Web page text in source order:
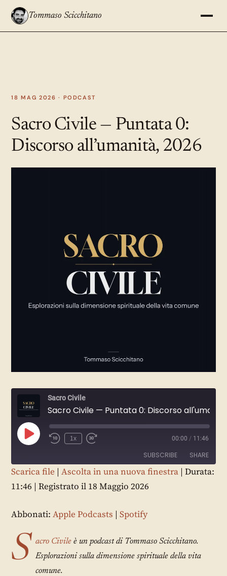
Tommaso Scicchitano
18 MAG 2026 · PODCAST
Sacro Civile — Puntata 0:
Discorso all’umanità, 2026
Sacro Civile
Play
Episode
1x 00:00 / 11:46
SUBSCRIBE SHARE
Apple Podcasts Spotify
SHARE
Scarica file |Ascolta in una nuova finestra |Durata:
11:46 |Registrato il 18 Maggio 2026
Abbonati:Apple Podcasts |Spotify
S acro Civile è un podcast di Tommaso Scicchitano.
Esplorazioni sulla dimensione spirituale della vita
comune.